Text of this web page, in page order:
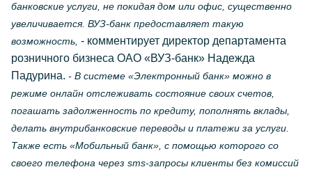
банковские услуги, не покидая дом или офис, существенно
увеличивается. ВУЗ-банк предоставляет такую
возможность, - комментирует директор департамента
розничного бизнеса ОАО «ВУЗ-банк» Надежда
Падурина. - В системе «Электронный банк» можно в
режиме онлайн отслеживать состояние своих счетов,
погашать задолженность по кредиту, пополнять вклады,
делать внутрибанковские переводы и платежи за услуги.
Также есть «Мобильный банк», с помощью которого со
своего телефона через sms-запросы клиенты без комиссий